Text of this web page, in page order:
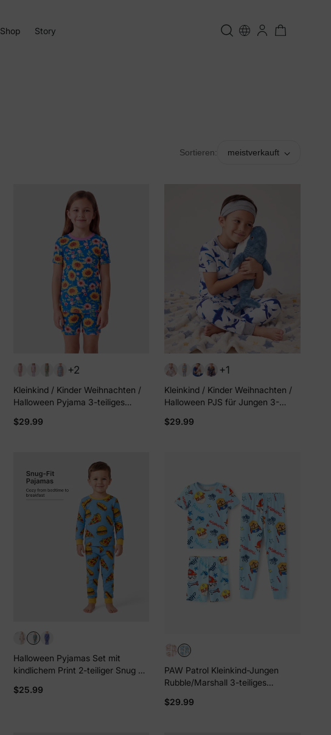
Shop Story
Sortieren: meistverkauft
+2
Kleinkind / Kinder Weihnachten /
Halloween Pyjama 3-teiliges
für 4 Jahreszeiten (eng anliegend)
$29.99
+1
Kleinkind / Kinder Weihnachten /
Halloween PJS für Jungen 3-
1-Look für 4 Jahreszeiten (eng
$29.99
Halloween Pyjamas Set mit
kindlichem Print 2-teiliger Snug Fit
Kleinkind / Kinder Mädchen /
$25.99
PAW Patrol Kleinkind-Jungen
Rubble/Marshall 3-teiliges
für alle 4 Jahreszeiten (eng
$29.99